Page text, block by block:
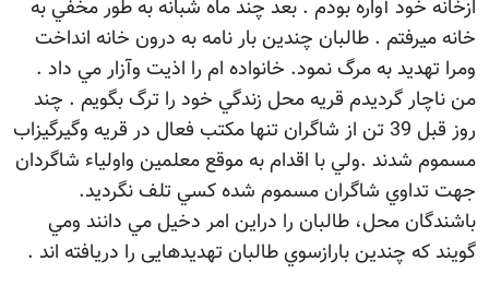
ازخانه خود آواره بودم . بعد چند ماه شبانه به طور مخفي به
خانه ميرفتم . طالبان چندين بار نامه به درون خانه انداخت
ومرا تهديد به مرگ نمود. خانواده ام را اذيت وآزار مي داد .
من ناچار گرديدم قريه محل زندگي خود را ترگ بگويم . چند
روز قبل 39 تن از شاگران تنها مكتب فعال در قريه وگيرگيزاب
مسموم شدند .ولي با اقدام به موقع معلمين واولياء شاگردان
جهت تداوي شاگران مسموم شده كسي تلف نگرديد.
باشندگان محل، طالبان را دراين امر دخيل مي دانند ومي
گويند که چندين بارازسوي طالبان تهديدهايی را دريافته اند .